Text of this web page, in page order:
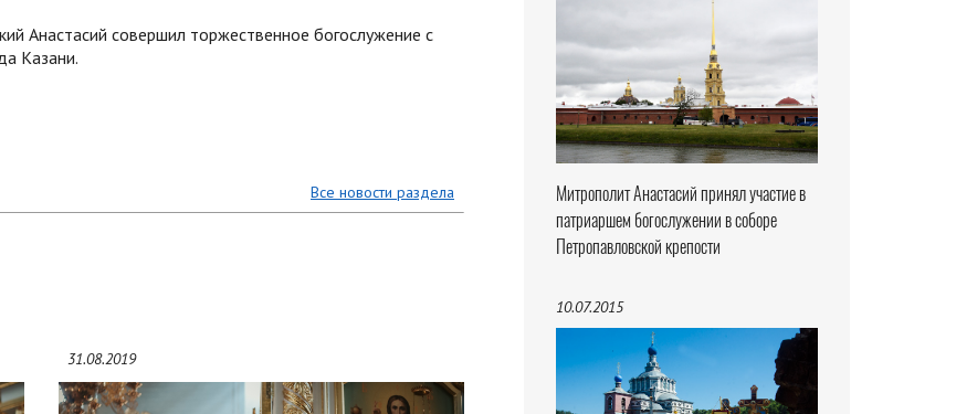
Митрополит Анастасий принял участие в
патриаршем богослужении в соборе
Петропавловской крепости
10.07.2015
Анастасий совершил торжественное богослужение с
Казани.
Все новости раздела
31.08.2019